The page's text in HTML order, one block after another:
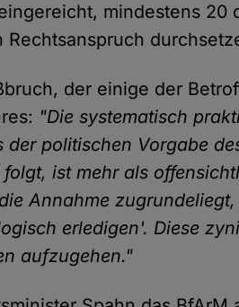
mindestens 20
Rechtsanspruch
der einige der
"Die systematisch
politischen Vorgabe
ist mehr als
Annahme
erledigen'. Diese
aufzugehen."